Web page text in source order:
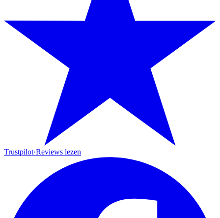
Trustpilot·Reviews lezen